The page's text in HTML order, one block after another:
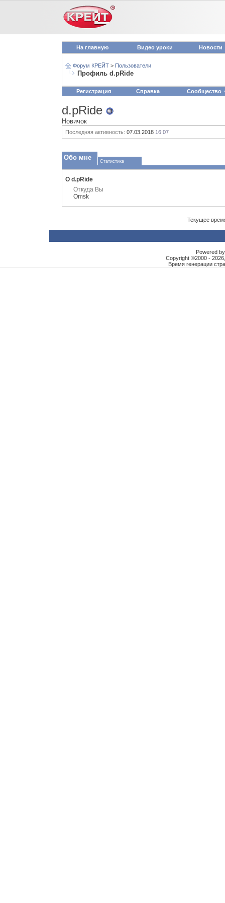
На главную Видео уроки Новости
Форум КРЕЙТ > Пользователи
Профиль d.pRide
Регистрация Справка Сообщество
d.pRide
Новичок
Последняя активность: 07.03.2018 16:07
Обо мне Статистика
О d.pRide
Откуда Вы
Omsk
Текущее
Powered
Copyright ©2000 -
Время генерации